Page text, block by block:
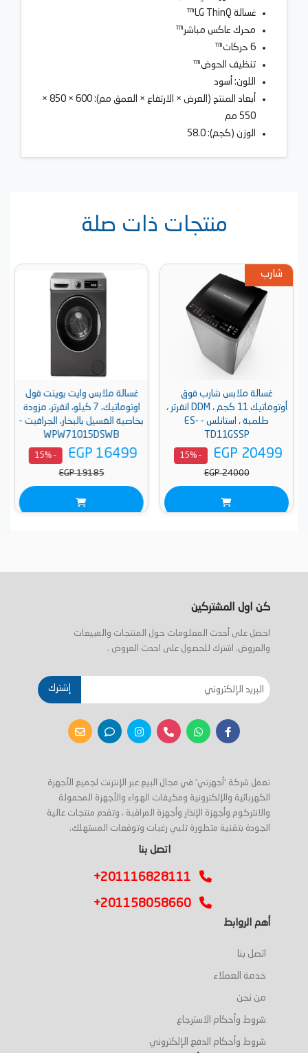
غسالة LG ThinQ™
محرك عاكس مباشر™
6 حركات™
تنظيف الحوض™
اللون: أسود
أبعاد المنتج (العرض × الارتفاع × العمق مم): 600 × 850 ×
550 مم
الوزن (كجم): 58.0
منتجات ذات صلة
شارب
غسالة ملابس شارب فوق
أوتوماتيك 11 كجم ، DDM انفرتر ،
طلمبة ، استانلس - ES-
TD11GSSP
EGP 20499
- 15%
EGP 24000
غسالة ملابس وايت بوينت فول
اوتوماتيك، 7 كيلو، انفرتر، مزودة
بخاصية الغسيل بالبخار، الجرافيت -
WPW71015DSWB
EGP 16499
- 15%
EGP 19185
كن اول المشتركين
احصل على أحدث المعلومات حول المنتجات والمبيعات
والعروض. اشترك للحصول على احدث العروض .
إشترك
تعمل شركة 'أجهزتي' في مجال البيع عبر الإنترنت لجميع الأجهزة
الكهربائية والإلكترونية ومكيفات الهواء والأجهزة المحمولة
والانتركوم وأجهزة الإنذار وأجهزة المراقبة ، وتقدم منتجات عالية
الجودة بتقنية متطورة تلبي رغبات وتوقعات المستهلك.
اتصل بنا
+201116828111
+201158058660
أهم الروابط
اتصل بنا
خدمة العملاء
من نحن
شروط وأحكام الاسترجاع
شروط وأحكام الدفع الإلكتروني